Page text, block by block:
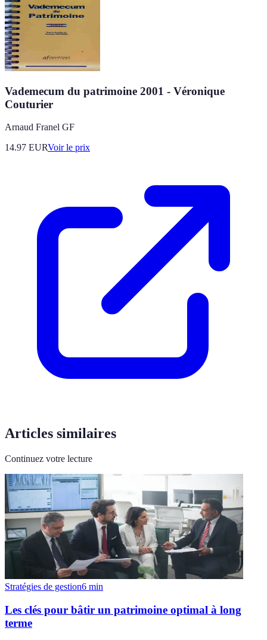
Vademecum du patrimoine 2001 - Véronique
Couturier
Arnaud Franel GF
14.97 EURVoir le prix
Articles similaires
Continuez votre lecture
Stratégies de gestion6 min
Les clés pour bâtir un patrimoine optimal à long
terme